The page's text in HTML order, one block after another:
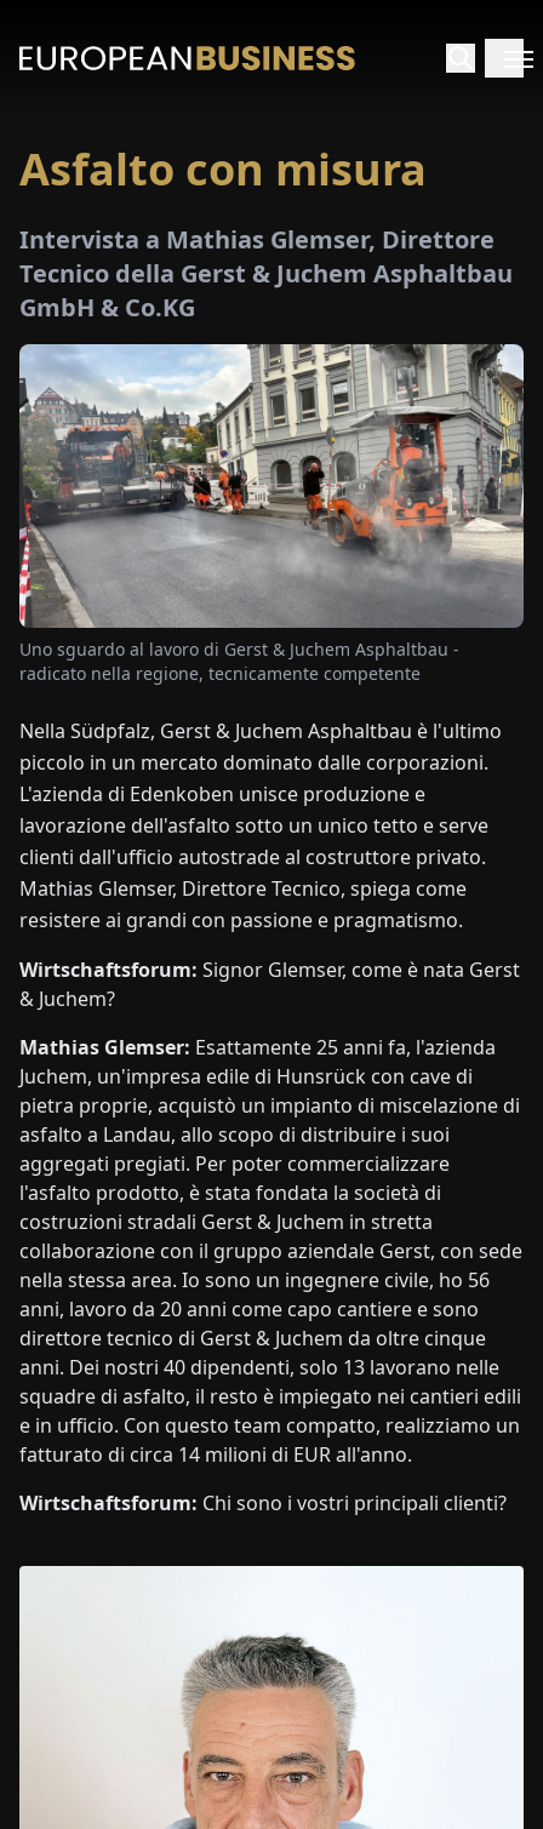
HOME
PAPER
FIERE
CONTATTACI
Asfalto con misura
Intervista a Mathias Glemser, Direttore
Tecnico della Gerst & Juchem Asphaltbau
GmbH & Co.KG
Uno sguardo al lavoro di Gerst & Juchem Asphaltbau -
radicato nella regione, tecnicamente competente
Nella Südpfalz, Gerst & Juchem Asphaltbau è l'ultimo
piccolo in un mercato dominato dalle corporazioni.
L'azienda di Edenkoben unisce produzione e
lavorazione dell'asfalto sotto un unico tetto e serve
clienti dall'ufficio autostrade al costruttore privato.
Mathias Glemser, Direttore Tecnico, spiega come
resistere ai grandi con passione e pragmatismo.
Wirtschaftsforum: Signor Glemser, come è nata Gerst
& Juchem?
Mathias Glemser: Esattamente 25 anni fa, l'azienda
Juchem, un'impresa edile di Hunsrück con cave di
pietra proprie, acquistò un impianto di miscelazione di
asfalto a Landau, allo scopo di distribuire i suoi
aggregati pregiati. Per poter commercializzare
l'asfalto prodotto, è stata fondata la società di
costruzioni stradali Gerst & Juchem in stretta
collaborazione con il gruppo aziendale Gerst, con sede
nella stessa area. Io sono un ingegnere civile, ho 56
anni, lavoro da 20 anni come capo cantiere e sono
direttore tecnico di Gerst & Juchem da oltre cinque
anni. Dei nostri 40 dipendenti, solo 13 lavorano nelle
squadre di asfalto, il resto è impiegato nei cantieri edili
e in ufficio. Con questo team compatto, realizziamo un
fatturato di circa 14 milioni di EUR all'anno.
Wirtschaftsforum: Chi sono i vostri principali clienti?